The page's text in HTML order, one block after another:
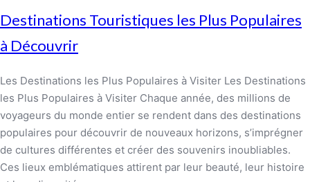
Destinations Touristiques les Plus Populaires
à Découvrir
Les Destinations les Plus Populaires à Visiter Les Destinations
les Plus Populaires à Visiter Chaque année, des millions de
voyageurs du monde entier se rendent dans des destinations
populaires pour découvrir de nouveaux horizons, s’imprégner
de cultures différentes et créer des souvenirs inoubliables.
Ces lieux emblématiques attirent par leur beauté, leur histoire